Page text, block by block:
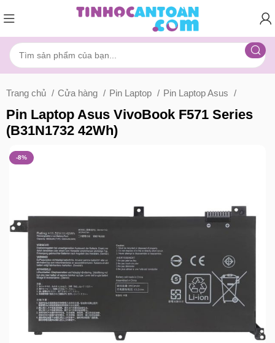
Trang chủ Cửa hàng Pin Laptop Pin Laptop Asus
Pin Laptop Asus VivoBook F571 Series
(B31N1732 42Wh)
-8%